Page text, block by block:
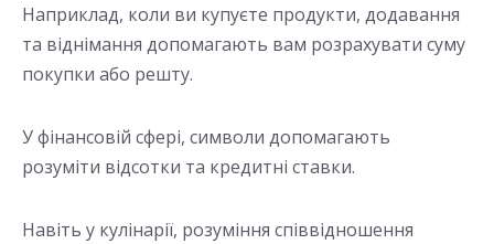
Наприклад, коли ви купуєте продукти, додавання
та віднімання допомагають вам розрахувати суму
покупки або решту.
У фінансовій сфері, символи допомагають
розуміти відсотки та кредитні ставки.
Навіть у кулінарії, розуміння співвідношення